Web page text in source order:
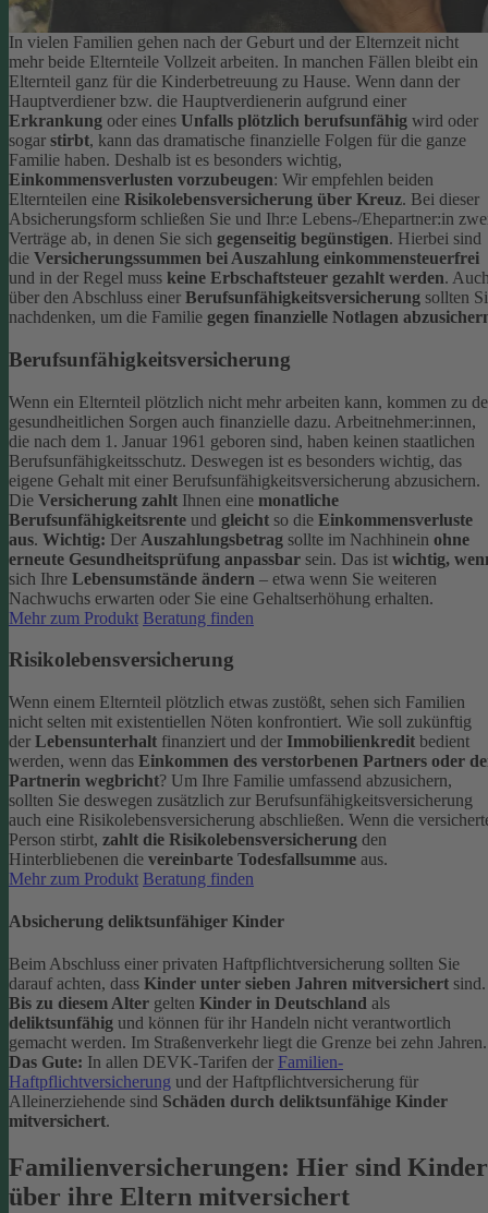
In vielen Familien gehen nach der Geburt und der Elternzeit nicht
mehr beide Elternteile Vollzeit arbeiten. In manchen Fällen bleibt ein
Elternteil ganz für die Kinderbetreuung zu Hause. Wenn dann der
Hauptverdiener bzw. die Hauptverdienerin aufgrund einer
Erkrankung oder eines Unfalls plötzlich berufsunfähig wird oder
sogar stirbt, kann das dramatische finanzielle Folgen für die ganze
Familie haben. Deshalb ist es besonders wichtig,
Einkommensverlusten vorzubeugen: Wir empfehlen beiden
Elternteilen eine Risikolebensversicherung über Kreuz. Bei dieser
Absicherungsform schließen Sie und Ihr:e Lebens-/Ehepartner:in
Verträge ab, in denen Sie sich gegenseitig begünstigen. Hierbei sind
die Versicherungssummen bei Auszahlung einkommensteuerfrei
und in der Regel muss keine Erbschaftsteuer gezahlt werden.
über den Abschluss einer Berufsunfähigkeitsversicherung sollten
nachdenken, um die Familie gegen finanzielle Notlagen
Berufsunfähigkeitsversicherung
Wenn ein Elternteil plötzlich nicht mehr arbeiten kann, kommen zu
gesundheitlichen Sorgen auch finanzielle dazu. Arbeitnehmer:innen,
die nach dem 1. Januar 1961 geboren sind, haben keinen staatlichen
Berufsunfähigkeitsschutz. Deswegen ist es besonders wichtig, das
eigene Gehalt mit einer Berufsunfähigkeitsversicherung abzusichern.
Die Versicherung zahlt Ihnen eine monatliche
Berufsunfähigkeitsrente und gleicht so die Einkommensverluste
aus. Wichtig: Der Auszahlungsbetrag sollte im Nachhinein ohne
erneute Gesundheitsprüfung anpassbar sein. Das ist wichtig,
sich Ihre Lebensumstände ändern – etwa wenn Sie weiteren
Nachwuchs erwarten oder Sie eine Gehaltserhöhung erhalten.
Mehr zum Produkt Beratung finden
Risikolebensversicherung
Wenn einem Elternteil plötzlich etwas zustößt, sehen sich Familien
nicht selten mit existentiellen Nöten konfrontiert. Wie soll zukünftig
der Lebensunterhalt finanziert und der Immobilienkredit bedient
werden, wenn das Einkommen des verstorbenen Partners oder
Partnerin wegbricht? Um Ihre Familie umfassend abzusichern,
sollten Sie deswegen zusätzlich zur Berufsunfähigkeitsversicherung
auch eine Risikolebensversicherung abschließen. Wenn die
Person stirbt, zahlt die Risikolebensversicherung den
Hinterbliebenen die vereinbarte Todesfallsumme aus.
Mehr zum Produkt Beratung finden
Absicherung deliktsunfähiger Kinder
Beim Abschluss einer privaten Haftpflichtversicherung sollten Sie
darauf achten, dass Kinder unter sieben Jahren mitversichert sind.
Bis zu diesem Alter gelten Kinder in Deutschland als
deliktsunfähig und können für ihr Handeln nicht verantwortlich
gemacht werden. Im Straßenverkehr liegt die Grenze bei zehn Jahren.
Das Gute: In allen DEVK-Tarifen der Familien-
Haftpflichtversicherung und der Haftpflichtversicherung für
Alleinerziehende sind Schäden durch deliktsunfähige Kinder
mitversichert.
Familienversicherungen: Hier sind Kinder
über ihre Eltern mitversichert